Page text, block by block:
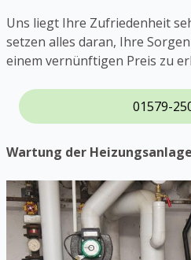
Uns liegt Ihre Zufriedenheit
setzen alles daran, Ihre
einem vernünftigen Preis zu
01579-
Wartung der